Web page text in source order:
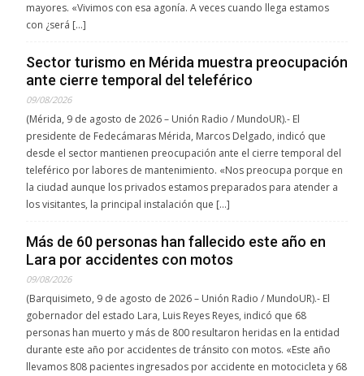
mayores. «Vivimos con esa agonía. A veces cuando llega estamos
con ¿será […]
Sector turismo en Mérida muestra preocupación
ante cierre temporal del teleférico
09/08/2026
(Mérida, 9 de agosto de 2026 – Unión Radio / MundoUR).- El
presidente de Fedecámaras Mérida, Marcos Delgado, indicó que
desde el sector mantienen preocupación ante el cierre temporal del
teleférico por labores de mantenimiento. «Nos preocupa porque en
la ciudad aunque los privados estamos preparados para atender a
los visitantes, la principal instalación que […]
Más de 60 personas han fallecido este año en
Lara por accidentes con motos
09/08/2026
(Barquisimeto, 9 de agosto de 2026 – Unión Radio / MundoUR).- El
gobernador del estado Lara, Luis Reyes Reyes, indicó que 68
personas han muerto y más de 800 resultaron heridas en la entidad
durante este año por accidentes de tránsito con motos. «Este año
llevamos 808 pacientes ingresados por accidente en motocicleta y 68